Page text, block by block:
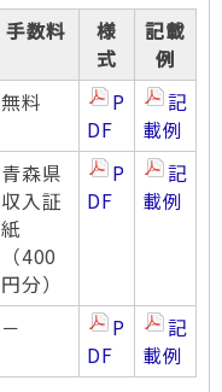
手数料
様
式
記載
例
無料
P
DF
記
載例
青森県
収入証
紙
（400
円分）
P
DF
記
載例
－
P
DF
記
載例